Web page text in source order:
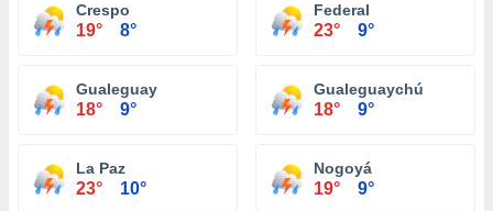
Crespo
19° 8°
Federal
23° 9°
Gualeguay
18° 9°
Gualeguaychú
18° 9°
La Paz
23° 10°
Nogoyá
19° 9°